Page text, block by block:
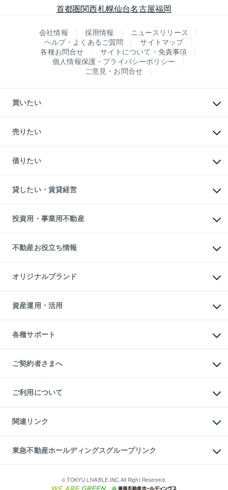
首都圏関西札幌仙台名古屋福岡
会社情報 採用情報
ニュースリリース
ヘルプ・よくあるご質問
サイトマップ
各種お問合せ
サイトについて・免責事項
個人情報保護・プライバシーポリシー
ご意見・お問合せ
買いたい
新築・分譲マンションの購入
中古マンションの購入
一戸建ての購入
中古一戸建ての購入
不動産購入の流れ
注目キーワード物件特集
購入ガイド
English 繁体中文簡体中文
売りたい
一戸建ての売却・査定
土地の売却・査定
スピードAI査定
不動産査定について
不動産売却の流れ
不動産買換えの流れ
売却ガイド
借りたい
オフィス・店舗の賃貸
借りるときの流れ
借りるガイド
貸したい・賃貸経営
マンション賃料データ
賃貸管理プラン
リロケーションについて
貸すガイド
投資用・事業用不動産
事業用不動産
マンション投資
投資用マンション
アパート経営
収益物件
ビル購入（ビル一棟）
投資用不動産の売却査定
事業用不動産の売却査定
不動産お役立ち情報
マンションライブラリー
人気マンションランキング
暮らしに役立つ不動産メディア
不動産相場・不動産価格情報
不動産コラム・ニュース
不動産用語集
不動産なんでもネット相談室
住まいの税金
オリジナルブランド
一棟リノベーションマンション
L`GENTE（ルジェンテ）
区分リノベーションマンション
投資用一棟レジデンスWELL
不動産小口投資
LEGACIA（レガシア）
資産運用・活用
不動産M&A
アセットマネジメント・出資
各種サポート
相続サポート
リフォームサポート
ご契約者さまへ
ご紹介・再契約特典
入居者様専用-各種ご案内（賃貸）
東急こすもす会「こすもすWeb」
ご利用について
金融商品取引について
東急リバブル ソーシャルメディアポリシー
ご意見・お問い合わせ（金融商品取引専用の相談・お問い合わせ窓口）
ダイレクトメール（郵送物）・Eメールなどの送付停止について
関連リンク
これからご結婚される方に東急百貨店のブライダルクラブ
人材サービスのご用命は 東急リバブルスタッフ株式会社まで
東北の逸品を贈ります 東北すぐれものセレクション
東急不動産ホールディングスグループリンク
東急コミュニティー© TOKYU LIVABLE,INC.All Right Reserved.